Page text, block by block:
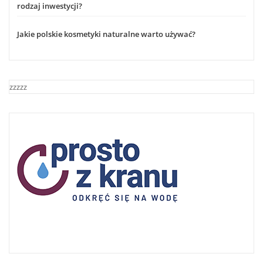
rodzaj inwestycji?
Jakie polskie kosmetyki naturalne warto używać?
zzzzz